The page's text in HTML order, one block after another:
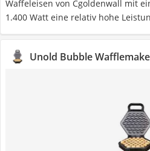
Waffeleisen von Cgoldenwall mit
1.400 Watt eine relativ hohe
Unold Bubble